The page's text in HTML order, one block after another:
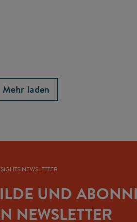
Mehr laden
NEWSLETTER
UND
NEWSLETTER